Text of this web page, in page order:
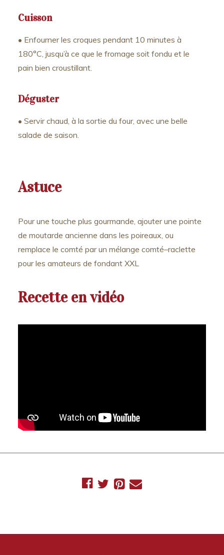
Cuisson
• Enfourner les croques pendant 10 minutes à
180°C, jusqu’à ce que le fromage soit fondu et le
pain bien croustillant.
Déguster
• Servir chaud, à la sortie du four, avec une belle
salade de saison.
Astuce
Pour une touche plus gourmande, ajouter une pointe
de moutarde ancienne dans les poireaux, ou
remplace le comté par un mélange comté–raclette
pour les amateurs de fondant XXL
Recette en vidéo